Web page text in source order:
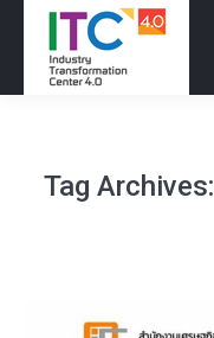
Tag Archives: